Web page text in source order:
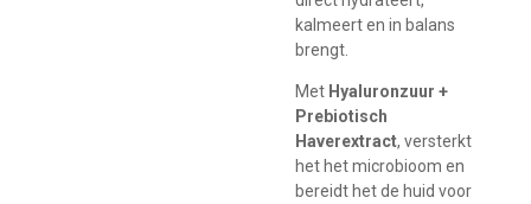
kalmeert en in balans
brengt.
Met Hyaluronzuur +
Prebiotisch
Haverextract, versterkt
het het microbioom en
bereidt het de huid voor